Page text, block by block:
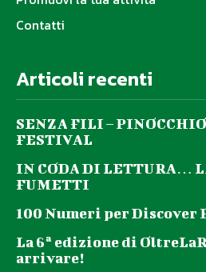
Contatti
Articoli recenti
SENZA FILI –
FESTIVAL
IN CODA DI LETTURA…
FUMETTI
100 Numeri per Discover
La 6ª edizione di
arrivare!